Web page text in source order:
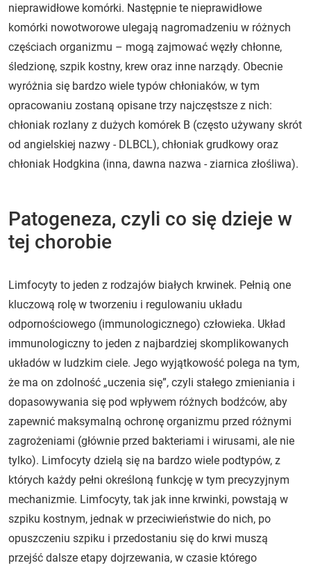
nieprawidłowe komórki. Następnie te nieprawidłowe
komórki nowotworowe ulegają nagromadzeniu w różnych
częściach organizmu – mogą zajmować węzły chłonne,
śledzionę, szpik kostny, krew oraz inne narządy. Obecnie
wyróżnia się bardzo wiele typów chłoniaków, w tym
opracowaniu zostaną opisane trzy najczęstsze z nich:
chłoniak rozlany z dużych komórek B (często używany skrót
od angielskiej nazwy - DLBCL), chłoniak grudkowy oraz
chłoniak Hodgkina (inna, dawna nazwa - ziarnica złośliwa).
Patogeneza, czyli co się dzieje w
tej chorobie
Limfocyty to jeden z rodzajów białych krwinek. Pełnią one
kluczową rolę w tworzeniu i regulowaniu układu
odpornościowego (immunologicznego) człowieka. Układ
immunologiczny to jeden z najbardziej skomplikowanych
układów w ludzkim ciele. Jego wyjątkowość polega na tym,
że ma on zdolność „uczenia się”, czyli stałego zmieniania i
dopasowywania się pod wpływem różnych bodźców, aby
zapewnić maksymalną ochronę organizmu przed różnymi
zagrożeniami (głównie przed bakteriami i wirusami, ale nie
tylko). Limfocyty dzielą się na bardzo wiele podtypów, z
których każdy pełni określoną funkcję w tym precyzyjnym
mechanizmie. Limfocyty, tak jak inne krwinki, powstają w
szpiku kostnym, jednak w przeciwieństwie do nich, po
opuszczeniu szpiku i przedostaniu się do krwi muszą
przejść dalsze etapy dojrzewania, w czasie którego